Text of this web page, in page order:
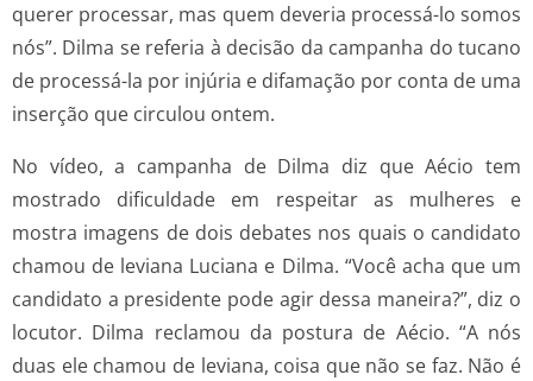
querer processar, mas quem deveria processá-lo somos
nós”. Dilma se referia à decisão da campanha do tucano
de processá-la por injúria e difamação por conta de uma
inserção que circulou ontem.
No vídeo, a campanha de Dilma diz que Aécio tem
mostrado dificuldade em respeitar as mulheres e
mostra imagens de dois debates nos quais o candidato
chamou de leviana Luciana e Dilma. “Você acha que um
candidato a presidente pode agir dessa maneira?”, diz o
locutor. Dilma reclamou da postura de Aécio. “A nós
duas ele chamou de leviana, coisa que não se faz. Não é